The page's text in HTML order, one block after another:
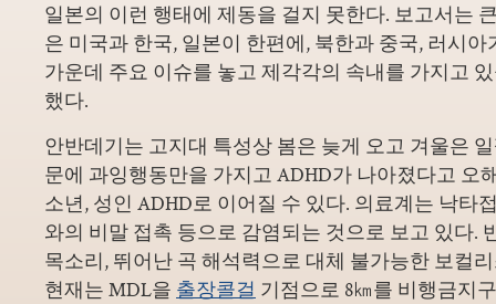
일본의 이런 행태에 제동을 걸지 못한다. 보고서는
은 미국과 한국, 일본이 한편에, 북한과 중국, 러시
가운데 주요 이슈를 놓고 제각각의 속내를 가지고
했다.
안반데기는 고지대 특성상 봄은 늦게 오고 겨울은
문에 과잉행동만을 가지고 ADHD가 나아졌다고 오
소년, 성인 ADHD로 이어질 수 있다. 의료계는 낙타
와의 비말 접촉 등으로 감염되는 것으로 보고 있다.
목소리, 뛰어난 곡 해석력으로 대체 불가능한 보컬
현재는 MDL을 출장콜걸 기점으로 8㎞를 비행금지